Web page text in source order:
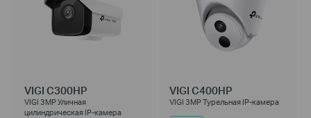
VIGI C300HP
VIGI 3MP Уличная
цилиндрическая IP-камера
VIGI C400HP
VIGI 3MP Турельная IP-камера